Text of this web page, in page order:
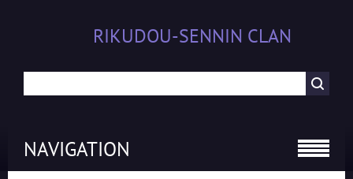
RIKUDOU-SENNIN CLAN
NAVIGATION